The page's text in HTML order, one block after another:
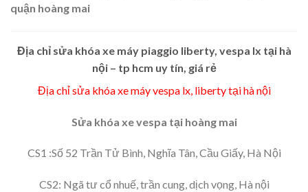
quận hoàng mai
Địa chỉ sửa khóa xe máy piaggio liberty, vespa lx tại hà
nội – tp hcm uy tín, giá rẻ
Địa chỉ sửa khóa xe máy vespa lx, liberty tại hà nội
Sửa khóa xe vespa tại hoàng mai
CS1 :Số 52 Trần Tử Bình, Nghĩa Tân, Cầu Giấy, Hà Nội
CS2: Ngã tư cổ nhuế, trần cung, dịch vọng, Hà nội